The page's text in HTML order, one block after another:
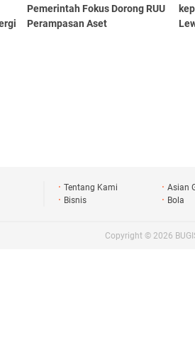
Pemerintah Fokus Dorong RUU
Perampasan Aset
Tentang Kami Asian
Bisnis
Bola
Copyright © 2026